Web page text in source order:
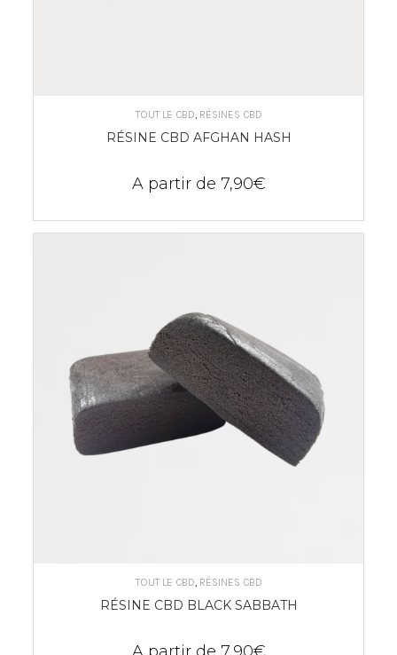
CHOIX DES OPTIONS
TOUT LE CBD, RÉSINES CBD
RÉSINE CBD AFGHAN HASH
A partir de 7,90€
CHOIX DES OPTIONS
TOUT LE CBD, RÉSINES CBD
RÉSINE CBD BLACK SABBATH